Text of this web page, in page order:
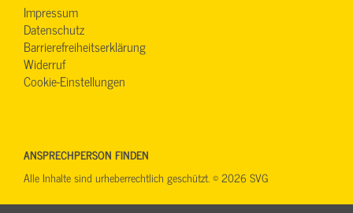
Impressum
Datenschutz
Barrierefreiheitserklärung
Widerruf
Cookie-Einstellungen
ANSPRECHPERSON FINDEN
Alle Inhalte sind urheberrechtlich geschützt. © 2026 SVG